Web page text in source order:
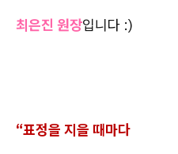
최은진 원장입니다 :)
“표정을 지을 때마다